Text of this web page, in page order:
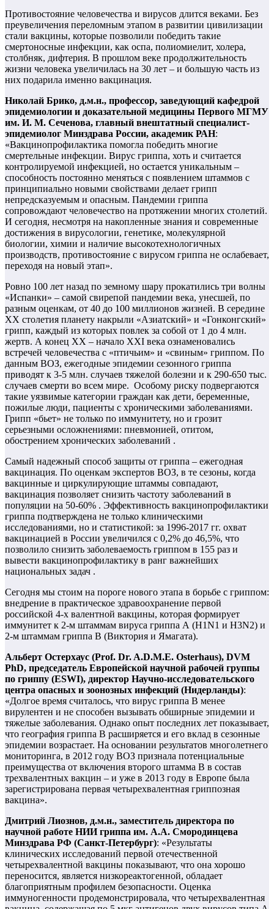
Противостояние человечества и вирусов длится веками. Без
преувеличения переломным этапом в развитии цивилизации
стали вакцины, которые позволили победить такие
смертоносные инфекции, как оспа, полиомиелит, холера,
столбняк, дифтерия. В прошлом веке продолжительность
жизни человека увеличилась на 30 лет – и большую часть из
них подарила именно вакцинация.
Николай Брико, д.м.н., профессор, заведующий кафедрой
эпидемиологии и доказательной медицины Первого МГМУ
им. И. М. Сеченова, главный внештатный специалист-
эпидемиолог Минздрава России, академик РАН:
«Вакцинопрофилактика помогла победить многие
смертельные инфекции. Вирус гриппа, хоть и считается
контролируемой инфекцией, но остается уникальным –
способность постоянно меняться с появлением штаммов с
принципиально новыми свойствами делает грипп
непредсказуемым и опасным. Пандемии гриппа
сопровождают человечество на протяжении многих столетий.
И сегодня, несмотря на накопленные знания и современные
достижения в вирусологии, генетике, молекулярной
биологии, химии и наличие высокотехнологичных
производств, противостояние с вирусом гриппа не ослабевает,
переходя на новый этап».
Ровно 100 лет назад по земному шару прокатились три волны
«Испанки» – самой свирепой пандемии века, унесшей, по
разным оценкам, от 40 до 100 миллионов жизней. В середине
XX столетия планету накрыли «Азиатский» и «Гонконгский»
грипп, каждый из которых повлек за собой от 1 до 4 млн.
жертв. А конец XX – начало XXI века ознаменовались
встречей человечества с «птичьим» и «свиным» гриппом. По
данным ВОЗ, ежегодные эпидемии сезонного гриппа
приводят к 3-5 млн. случаев тяжелой болезни и к 290-650 тыс.
случаев смерти во всем мире. Особому риску подвергаются
такие уязвимые категории граждан как дети, беременные,
пожилые люди, пациенты с хроническими заболеваниями.
Грипп «бьет» не только по иммунитету, но и грозит
серьезными осложнениями: пневмонией, отитом,
обострением хронических заболеваний .
Самый надежный способ защиты от гриппа – ежегодная
вакцинация. По оценкам экспертов ВОЗ, в те сезоны, когда
вакцинные и циркулирующие штаммы совпадают,
вакцинация позволяет снизить частоту заболеваний в
популяции на 50-60% . Эффективность вакцинопрофилактики
гриппа подтверждена не только клиническими
исследованиями, но и статистикой: за 1996-2017 гг. охват
вакцинацией в России увеличился с 0,2% до 46,5%, что
позволило снизить заболеваемость гриппом в 155 раз и
вывести вакцинопрофилактику в ранг важнейших
национальных задач .
Сегодня мы стоим на пороге нового этапа в борьбе с гриппом:
внедрение в практическое здравоохранение первой
российской 4-х валентной вакцины, которая формирует
иммунитет к 2-м штаммам вируса гриппа А (H1N1 и H3N2) и
2-м штаммам гриппа В (Виктория и Ямагата).
Альберт Остерхаус (Prof. Dr. A.D.M.E. Osterhaus), DVM
PhD, председатель Европейской научной рабочей группы
по гриппу (ESWI), директор Научно-исследовательского
центра опасных и зоонозных инфекций (Нидерланды):
«Долгое время считалось, что вирус гриппа В менее
вирулентен и не способен вызывать обширные эпидемии и
тяжелые заболевания. Однако опыт последних лет показывает,
что география гриппа В расширяется и его вклад в сезонные
эпидемии возрастает. На основании результатов многолетнего
мониторинга, в 2012 году ВОЗ признала потенциальные
преимущества от включения второго штамма В в состав
трехвалентных вакцин – и уже в 2013 году в Европе была
зарегистрирована первая четырехвалентная гриппозная
вакцина».
Дмитрий Лиознов, д.м.н., заместитель директора по
научной работе НИИ гриппа им. А.А. Смородинцева
Минздрава РФ (Санкт-Петербург): «Результаты
клинических исследований первой отечественной
четырехвалентной вакцины показывают, что она хорошо
переносится, является низкореактогенной, обладает
благоприятным профилем безопасности. Оценка
иммуногенности продемонстрировала, что четырехвалентная